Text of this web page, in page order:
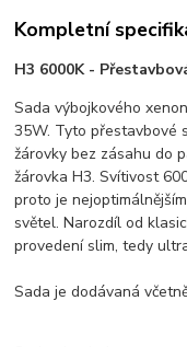
Kompletní
H3 6000K -
Sada výbojkového
35W. Tyto přestavbové
žárovky bez zásahu do
žárovka H3. Svítivost
proto je
světel. Narozdíl od
provedení slim, tedy
Sada je dodávaná